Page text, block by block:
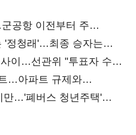
공항 이전부터 주
'정청래'…최종 승자는
이…선관위 "투표자 수
…아파트 규제와
만…'폐버스 청년주택'